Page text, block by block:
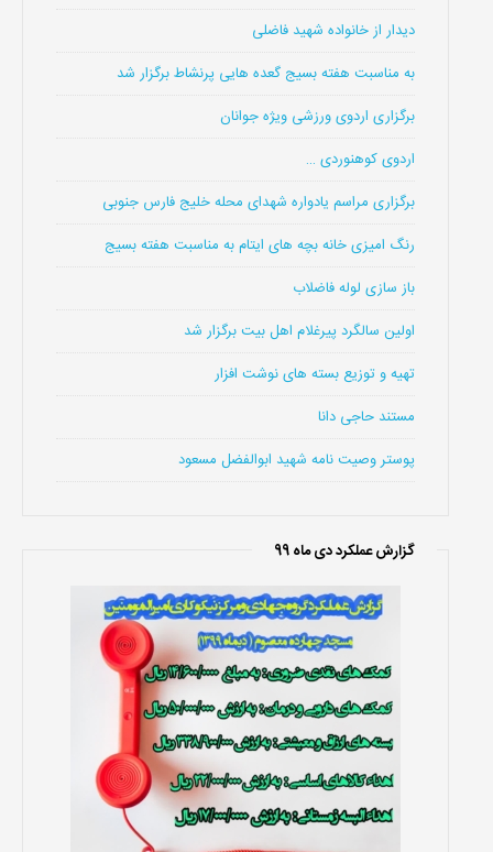
دیدار از خانواده شهید فاضلی
به مناسبت هفته بسیج گعده هایی پرنشاط برگزار شد
برگزاری اردوی ورزشی ویژه جوانان
اردوی کوهنوردی …
برگزاری مراسم یادواره شهدای محله خلیج فارس جنوبی
رنگ امیزی خانه بچه های ایتام به مناسبت هفته بسیج
باز سازی لوله فاضلاب
اولین سالگرد پیرغلام اهل بیت برگزار شد
تهیه و توزیع بسته های نوشت افزار
مستند حاجی دانا
پوستر وصیت نامه شهید ابوالفضل مسعود
گزارش عملکرد دی ماه 99